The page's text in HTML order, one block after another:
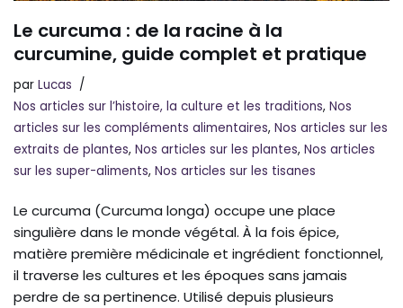
Le curcuma : de la racine à la
curcumine, guide complet et pratique
par Lucas
Nos articles sur l’histoire, la culture et les traditions, Nos
articles sur les compléments alimentaires, Nos articles sur les
extraits de plantes, Nos articles sur les plantes, Nos articles
sur les super-aliments, Nos articles sur les tisanes
Le curcuma (Curcuma longa) occupe une place
singulière dans le monde végétal. À la fois épice,
matière première médicinale et ingrédient fonctionnel,
il traverse les cultures et les époques sans jamais
perdre de sa pertinence. Utilisé depuis plusieurs